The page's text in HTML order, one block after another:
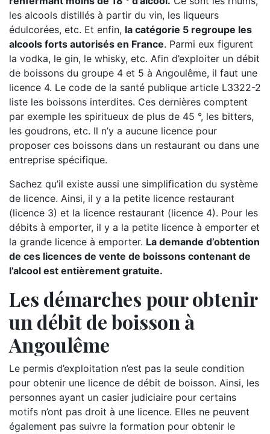
les alcools distillés à partir du vin, les liqueurs
édulcorées, etc. Et enfin, la catégorie 5 regroupe les
alcools forts autorisés en France. Parmi eux figurent
la vodka, le gin, le whisky, etc. Afin d’exploiter un débit
de boissons du groupe 4 et 5 à Angoulême, il faut une
licence 4. Le code de la santé publique article L3322-2
liste les boissons interdites. Ces dernières comptent
par exemple les spiritueux de plus de 45 °, les bitters,
les goudrons, etc. Il n’y a aucune licence pour
proposer ces boissons dans un restaurant ou dans une
entreprise spécifique.
Sachez qu’il existe aussi une simplification du système
de licence. Ainsi, il y a la petite licence restaurant
(licence 3) et la licence restaurant (licence 4). Pour les
débits à emporter, il y a la petite licence à emporter et
la grande licence à emporter. La demande d’obtention
de ces licences de vente de boissons contenant de
l’alcool est entièrement gratuite.
Les démarches pour obtenir
un débit de boisson à
Angoulême
Le permis d’exploitation n’est pas la seule condition
pour obtenir une licence de débit de boisson. Ainsi, les
personnes ayant un casier judiciaire pour certains
motifs n’ont pas droit à une licence. Elles ne peuvent
également pas suivre la formation pour obtenir le